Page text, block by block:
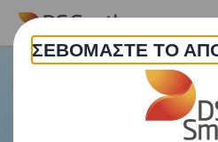
Skip to main content